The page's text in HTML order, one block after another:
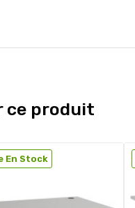
ce produit
En Stock